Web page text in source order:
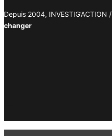
Depuis 2004, INVESTIG’ACTION /
changer